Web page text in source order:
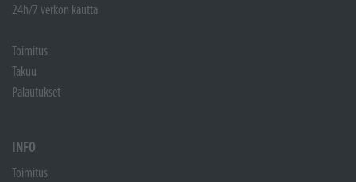
24h/7 verkon kautta
Toimitus
Takuu
Palautukset
INFO
Toimitus